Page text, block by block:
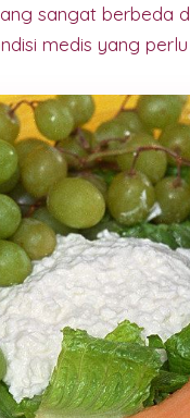
sangat berbeda
medis yang